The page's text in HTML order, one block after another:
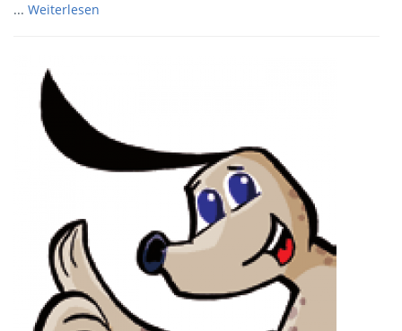
... Weiterlesen